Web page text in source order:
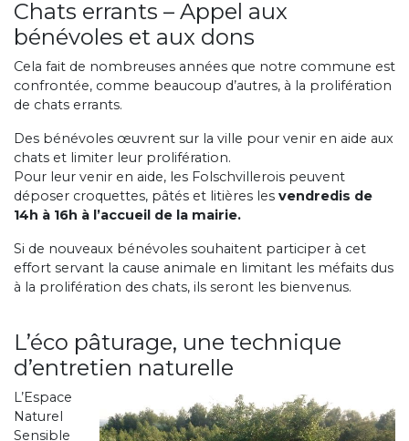
Chats errants – Appel aux
bénévoles et aux dons
Cela fait de nombreuses années que notre commune est
confrontée, comme beaucoup d’autres, à la prolifération
de chats errants.
Des bénévoles œuvrent sur la ville pour venir en aide aux
chats et limiter leur prolifération.
Pour leur venir en aide, les Folschvillerois peuvent
déposer croquettes, pâtés et litières les vendredis de
14h à 16h à l’accueil de la mairie.
Si de nouveaux bénévoles souhaitent participer à cet
effort servant la cause animale en limitant les méfaits dus
à la prolifération des chats, ils seront les bienvenus.
L’éco pâturage, une technique
d’entretien naturelle
L’Espace
Naturel
Sensible